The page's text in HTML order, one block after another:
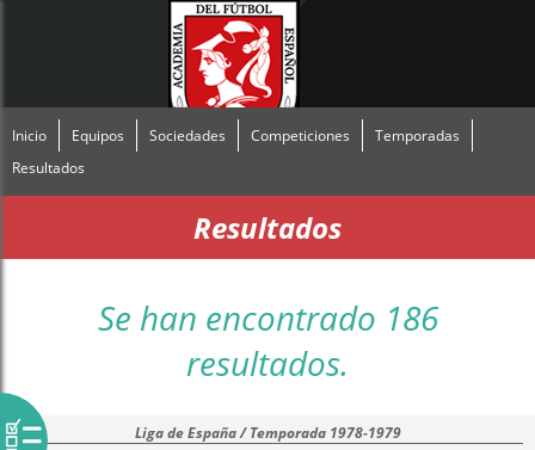
Inicio Equipos Sociedades Competiciones
Temporadas
Resultados
Resultados
Se han encontrado 186
resultados.
Liga de España / Temporada 1978-1979